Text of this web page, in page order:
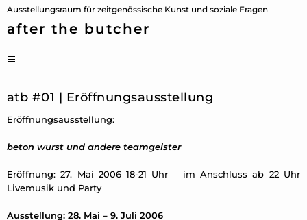
Ausstellungsraum für zeitgenössische Kunst und soziale Fragen
after the butcher
Zum
Inhalt
atb #01 | Eröffnungsausstellung
Eröffnungsausstellung:
beton wurst und andere teamgeister
Eröffnung: 27. Mai 2006 18-21 Uhr – im Anschluss ab 22 Uhr
Livemusik und Party
Ausstellung: 28. Mai – 9. Juli 2006